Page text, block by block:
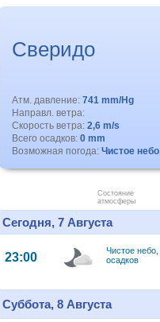
Сверидо
Атм. давление: 741 mm/Hg
Направл. ветра:
Скорость ветра: 2,6 m/s
Всего осадков: 0 mm
Возможная погода: Чистое
Состояние
атмосферы
Сегодня, 7 Августа
23:00
Чистое небо,
осадков
Суббота, 8 Августа